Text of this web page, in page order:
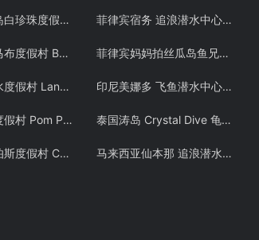
仙本那邦邦岛白珍珠度假村Pom Pom Mussah Poteh Resort 邦邦岛海景房园林房预定 仙本那 潜客
婆罗洲潜水马布度假村 Borneo Divers 仙本那马步岛预定 诗巴丹 潜客
兰卡央岛潜水度假村 Lankayan 山打根朗卡央 卡帕莱旗下酒店预定 潜客
邦邦岛龙珠度假村 Pom Pom Resort 邦邦岛水屋沙滩屋预定 仙本那 潜客
邦邦岛西里伯斯度假村 Celebes Beach resort 仙本那沙滩屋预定 潜客
菲律宾宿务 追浪潜水中心 PADI OW/AOW和 PADI FREE DIVING考证考牌教学课程潜水证
菲律宾妈妈拍丝瓜岛鱼兄弟 PADI OW潜水考证教学课程 Malapascua
印尼美娜多 飞鱼潜水中心潜水教学 布纳肯 PADI OW/AOW潜水考证课程 中文教练
泰国涛岛 Crystal Dive 龟岛潜水 PADI OW/AOW 考证教学课程 潜水证
马来西亚仙本那 追浪潜水 OW/AOW考证教学课程 军舰岛免费DSD体验潜水 自由潜 Free Diving 中文教学